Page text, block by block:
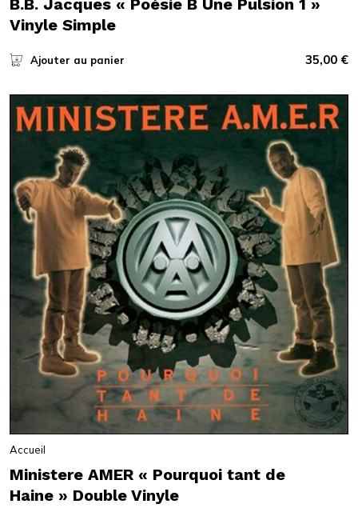
B.B. Jacques « Poésie B Une Pulsion 1 »
Vinyle Simple
Ajouter au panier 35,00 €
Accueil
Ministere AMER « Pourquoi tant de
Haine » Double Vinyle